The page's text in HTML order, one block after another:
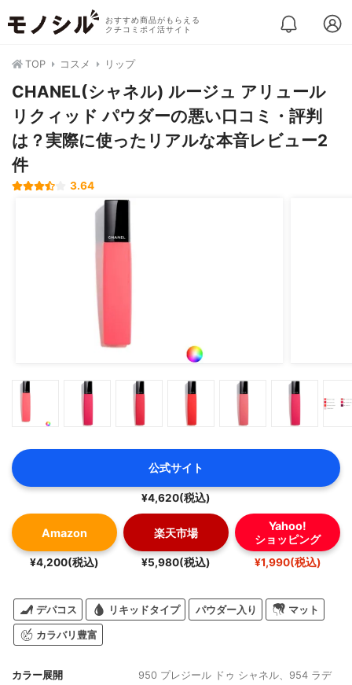
おすすめ商品がもらえる
クチコミポイ活サイト
TOP コスメ リップ
CHANEL(シャネル) ルージュ アリュール
リクィッド パウダーの悪い口コミ・評判
は？実際に使ったリアルな本音レビュー2
件
3.64
公式サイト
¥4,620(税込)
Amazon
¥4,200(税込)
楽天市場
¥5,980(税込)
Yahoo!
ショッピング
¥1,990(税込)
デパコス リキッドタイプ パウダー入り マット
カラバリ豊富
カラー展開
950 プレジール ドゥ シャネル、954 ラデ